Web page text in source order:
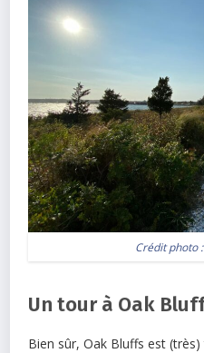
Crédit photo :
Un tour à Oak
Bien sûr, Oak Bluffs est